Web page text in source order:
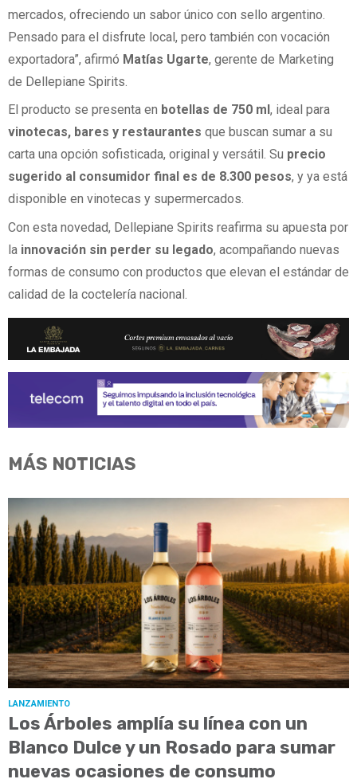
mercados, ofreciendo un sabor único con sello argentino.
Pensado para el disfrute local, pero también con vocación
exportadora”, afirmó Matías Ugarte, gerente de Marketing
de Dellepiane Spirits.
El producto se presenta en botellas de 750 ml , ideal para
vinotecas, bares y restaurantes que buscan sumar a su
carta una opción sofisticada, original y versátil. Su precio
sugerido al consumidor final es de 8.300 pesos, y ya está
disponible en vinotecas y supermercados.
Con esta novedad, Dellepiane Spirits reafirma su apuesta por
la innovación sin perder su legado, acompañando nuevas
formas de consumo con productos que elevan el estándar de
calidad de la coctelería nacional.
MÁS NOTICIAS
LANZAMIENTO
Los Árboles amplía su línea con un
Blanco Dulce y un Rosado para sumar
nuevas ocasiones de consumo